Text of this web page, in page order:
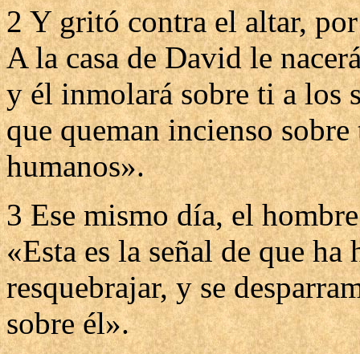
2 Y gritó contra el altar,
A la casa de David le
y él inmolará sobre ti a los
que queman incienso
humanos».
3 Ese mismo día, el
«Esta es la señal de que
resquebrajar, y se
sobre él».